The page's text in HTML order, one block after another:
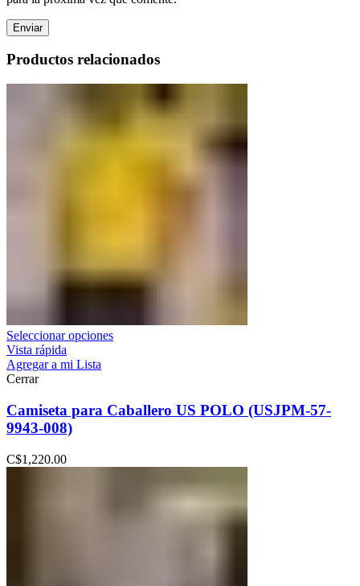
Productos relacionados
Seleccionar opciones
Vista rápida
Agregar a mi Lista
Cerrar
Camiseta para Caballero US POLO (USJPM-57-
9943-008)
C$1,220.00